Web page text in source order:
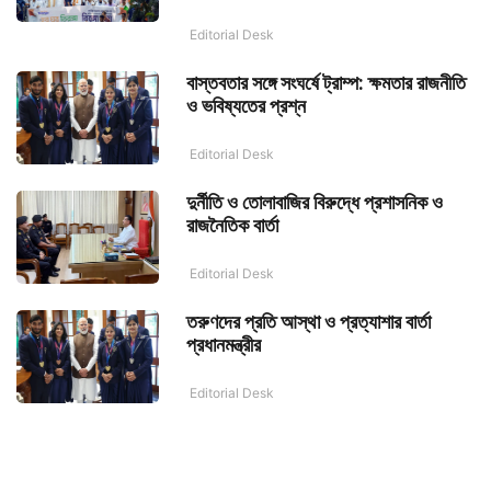
Editorial Desk
বাস্তবতার সঙ্গে সংঘর্ষে ট্রাম্প: ক্ষমতার রাজনীতি
ও ভবিষ্যতের প্রশ্ন
Editorial Desk
দুর্নীতি ও তোলাবাজির বিরুদ্ধে প্রশাসনিক ও
রাজনৈতিক বার্তা
Editorial Desk
তরুণদের প্রতি আস্থা ও প্রত্যাশার বার্তা
প্রধানমন্ত্রীর
Editorial Desk